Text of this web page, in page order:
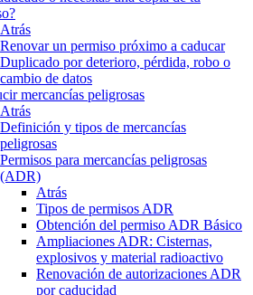
Atrás
Renovar un permiso próximo a caducar
Duplicado por deterioro, pérdida, robo o
cambio de datos
mercancías peligrosas
Atrás
Definición y tipos de mercancías
peligrosas
Permisos para mercancías peligrosas
(ADR)
Atrás
Tipos de permisos ADR
Obtención del permiso ADR Básico
Ampliaciones ADR: Cisternas,
explosivos y material radioactivo
Renovación de autorizaciones ADR
por caducidad